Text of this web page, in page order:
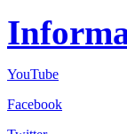
YouTube
Facebook